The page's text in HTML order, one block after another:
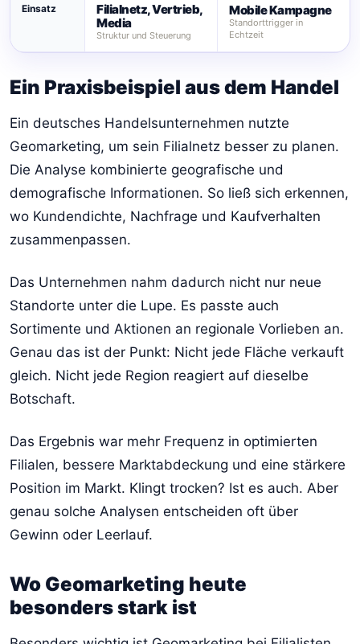
Einsatz
Filialnetz, Vertrieb,
Media
Struktur und Steuerung
Mobile Kampagne
Standorttrigger in
Echtzeit
Ein Praxisbeispiel aus dem Handel
Ein deutsches Handelsunternehmen nutzte
Geomarketing, um sein Filialnetz besser zu planen.
Die Analyse kombinierte geografische und
demografische Informationen. So ließ sich erkennen,
wo Kundendichte, Nachfrage und Kaufverhalten
zusammenpassen.
Das Unternehmen nahm dadurch nicht nur neue
Standorte unter die Lupe. Es passte auch
Sortimente und Aktionen an regionale Vorlieben an.
Genau das ist der Punkt: Nicht jede Fläche verkauft
gleich. Nicht jede Region reagiert auf dieselbe
Botschaft.
Das Ergebnis war mehr Frequenz in optimierten
Filialen, bessere Marktabdeckung und eine stärkere
Position im Markt. Klingt trocken? Ist es auch. Aber
genau solche Analysen entscheiden oft über
Gewinn oder Leerlauf.
Wo Geomarketing heute
besonders stark ist